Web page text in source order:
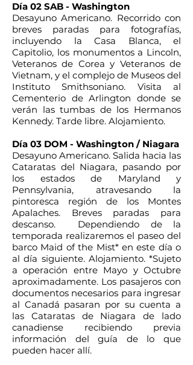
Día 02 SAB - Washington
Desayuno Americano. Recorrido con
breves paradas para fotografías,
incluyendo la Casa Blanca, el
Capitolio, los monumentos a Lincoln,
Veteranos de Corea y Veteranos de
Vietnam, y el complejo de Museos del
Instituto Smithsoniano. Visita al
Cementerio de Arlington donde se
verán las tumbas de los Hermanos
Kennedy. Tarde libre. Alojamiento.
Día 03 DOM - Washington / Niagara
Desayuno Americano. Salida hacia las
Cataratas del Niagara, pasando por
los estados de Maryland y
Pennsylvania, atravesando la
pintoresca región de los Montes
Apalaches. Breves paradas para
descanso. Dependiendo de la
temporada realizaremos el paseo del
barco Maid of the Mist* en este día o
al día siguiente. Alojamiento. *Sujeto
a operación entre Mayo y Octubre
aproximadamente. Los pasajeros con
documentos necesarios para ingresar
al Canadá pasaran por su cuenta a
las Cataratas de Niagara de lado
canadiense recibiendo previa
información del guía de lo que
pueden hacer allí.